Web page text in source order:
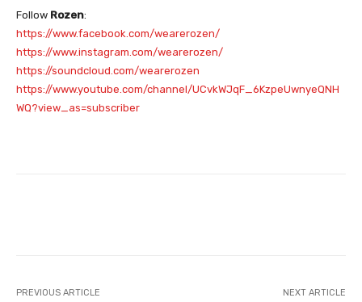
Follow Rozen:
https://www.facebook.com/wearerozen/
https://www.instagram.com/wearerozen/
https://soundcloud.com/wearerozen
https://www.youtube.com/channel/UCvkWJqF_6KzpeUwnyeQNH
WQ?view_as=subscriber
PREVIOUS ARTICLE NEXT ARTICLE